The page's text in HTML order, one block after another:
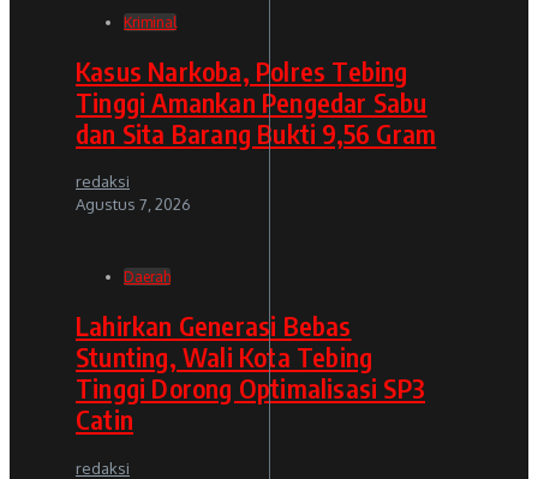
Kriminal
Kasus Narkoba, Polres Tebing
Tinggi Amankan Pengedar Sabu
dan Sita Barang Bukti 9,56 Gram
redaksi
Agustus 7, 2026
Daerah
Lahirkan Generasi Bebas
Stunting, Wali Kota Tebing
Tinggi Dorong Optimalisasi SP3
Catin
redaksi